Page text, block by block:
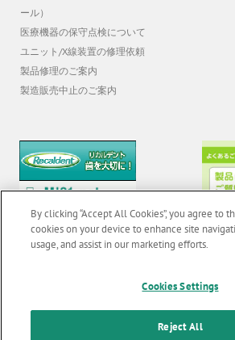
ール）
医療機器の保守点検について
ユニット/X線装置の修理依頼
製品修理のご案内
製造販売中止のご案内
o
無断転載禁止 | お問い合わせ
個人情報保護方針| クッキーポリシー| 透明性に
By clicking “Accept All Cookies”, you agree to
cookies on your device to enhance site
usage, and assist in our marketing efforts.
Cookies Settings
Reject All